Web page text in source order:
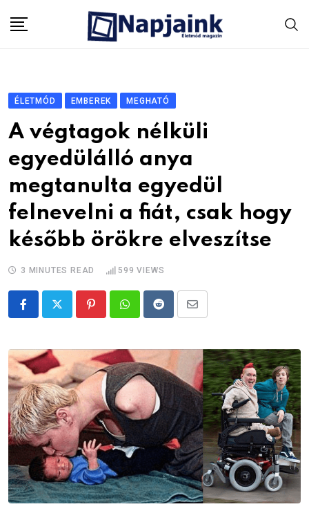
ÉLETMÓD EMBEREK MEGHATÓ
A végtagok nélküli
egyedülálló anya
megtanulta egyedül
felnevelni a fiát, csak hogy
később örökre elveszítse
3 MINUTES READ 599 VIEWS
PinterestWhatsappRedditShare
Email